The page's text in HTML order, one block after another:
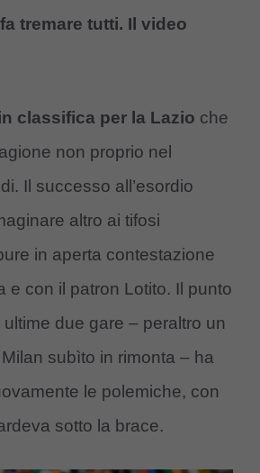
tremare tutti. Il video
classifica per la Lazio che
non proprio nel
Il successo all’esordio
altro ai tifosi
in aperta contestazione
e con il patron Lotito. Il punto
due gare – peraltro un
subìto in rimonta – ha
le polemiche, con
sotto la brace.